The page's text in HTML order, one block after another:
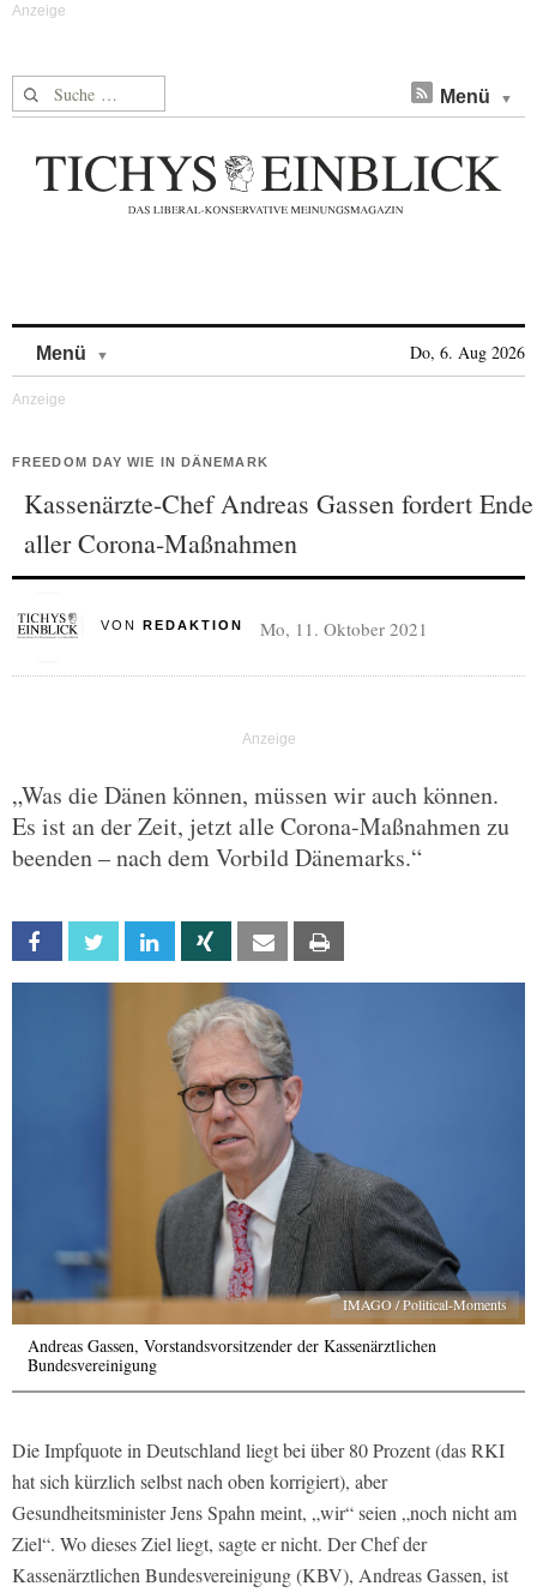
Suche nach: Menü
Menü Do, 6. Aug 2026
FREEDOM DAY WIE IN DÄNEMARK
Kassenärzte-Chef Andreas Gassen fordert Ende
aller Corona-Maßnahmen
VON REDAKTION Mo, 11. Oktober 2021
„Was die Dänen können, müssen wir auch können.
Es ist an der Zeit, jetzt alle Corona-Maßnahmen zu
beenden – nach dem Vorbild Dänemarks.“
Facebook Twitter Linkedin Xing Email
IMAGO / Political-Moments
Andreas Gassen, Vorstandsvorsitzender der Kassenärztlichen
Bundesvereinigung
Die Impfquote in Deutschland liegt bei über 80 Prozent (das RKI
hat sich kürzlich selbst nach oben korrigiert), aber
Gesundheitsminister Jens Spahn meint, „wir“ seien „noch nicht am
Ziel“. Wo dieses Ziel liegt, sagte er nicht. Der Chef der
Kassenärztlichen Bundesvereinigung (KBV), Andreas Gassen, ist